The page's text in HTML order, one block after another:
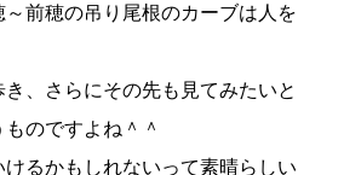
前穂の吊り尾根のカーブは人を
、さらにその先も見てみたいと
のですよね＾＾
るかもしれないって素晴らしい